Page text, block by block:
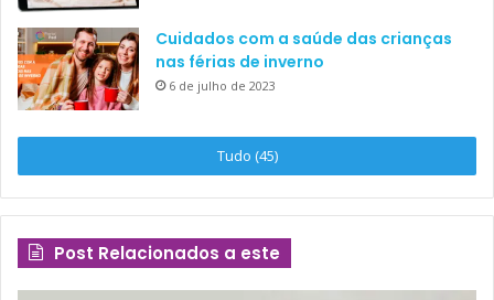
Cuidados com a saúde das crianças
nas férias de inverno
6 de julho de 2023
Tudo (45)
Post Relacionados a este